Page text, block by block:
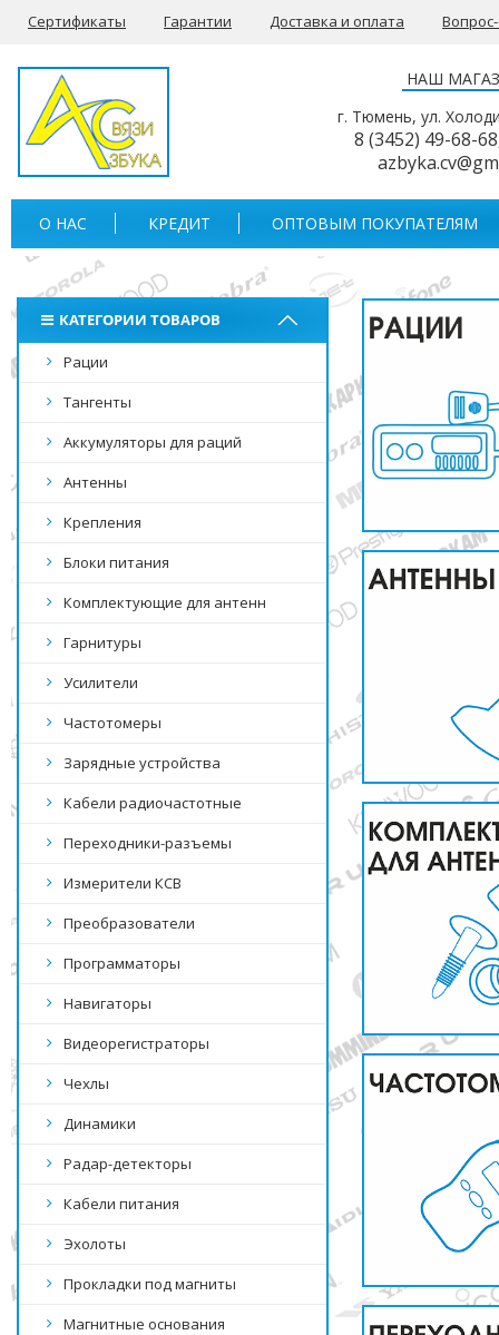
Сертификаты Гарантии Доставка и оплата
НАШ
г. Тюмень, ул.
8 (3452) 49-68-68
О НАС КРЕДИТ ОПТОВЫМ ПОКУПАТЕЛЯМ
КАТЕГОРИИ ТОВАРОВ
Рации
Тангенты
Аккумуляторы для раций
Антенны
Крепления
Блоки питания
Комплектующие для антенн
Гарнитуры
Усилители
Частотомеры
Зарядные устройства
Кабели радиочастотные
Переходники-разъемы
Измерители КСВ
Преобразователи
Программаторы
Навигаторы
Видеорегистраторы
Чехлы
Динамики
Радар-детекторы
Кабели питания
Эхолоты
Прокладки под магниты
Магнитные основания